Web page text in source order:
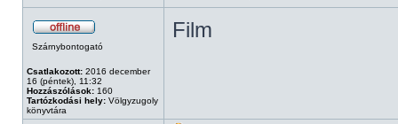
Szárnybontogató
Csatlakozott: 2016 december
16 (péntek), 11:32
Hozzászólások: 160
Tartózkodási hely: Völgyzugoly
könyvtára
Film